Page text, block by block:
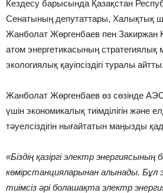
Кездесу барысында Қазақстан
Сенатының депутаттары, Халықтық
Жанболат Жөргенбаев пен Закиржан
атом энергетикасының
экологиялық қауіпсіздігі туралы айтты.
Жанболат Жөргенбаев өз сөзінде
үшін экономикалық тиімділігін және
тәуелсіздігін нығайтатын маңызды
«Біздің қазіргі электр энергиясының
көмірстанцияларынан алынады. Бұл
тиімсіз әрі болашақта электр